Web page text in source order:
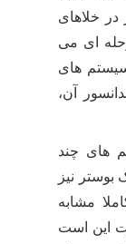
در خلاهای
ای می
سیستم های
آن،
های چند
نیز
مشابه
این است